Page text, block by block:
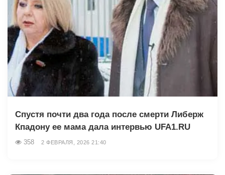
Спустя почти два года после смерти Либерж
Кпадону ее мама дала интервью UFA1.RU
358 2 ФЕВРАЛЯ, 2026 21:40